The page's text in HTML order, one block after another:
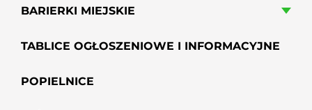
BARIERKI MIEJSKIE
TABLICE OGŁOSZENIOWE I INFORMACYJNE
POPIELNICE